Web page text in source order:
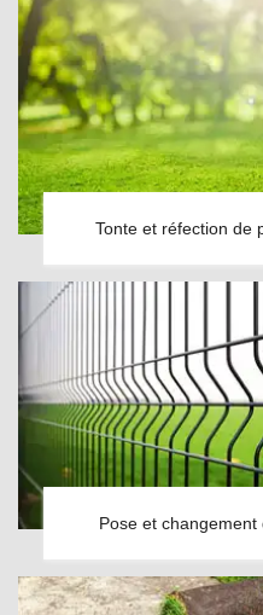
Tonte et réfection de
Pose et